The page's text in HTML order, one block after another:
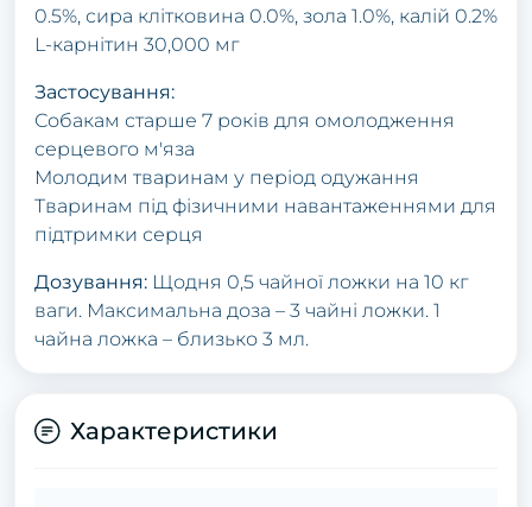
0.5%, сира клітковина 0.0%, зола 1.0%, калій 0.2%
L-карнітин 30,000 мг
Застосування:
Собакам старше 7 років для омолодження
серцевого м'яза
Молодим тваринам у період одужання
Тваринам під фізичними навантаженнями для
підтримки серця
Дозування: Щодня 0,5 чайної ложки на 10 кг
ваги. Максимальна доза – 3 чайні ложки. 1
чайна ложка – близько 3 мл.
Характеристики